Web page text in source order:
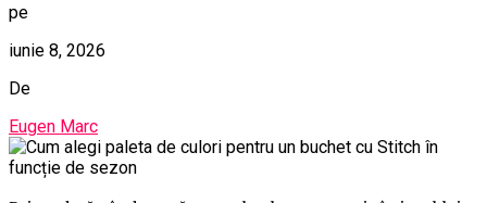
pe
iunie 8, 2026
De
Eugen Marc